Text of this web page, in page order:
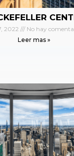
2022
No hay
Leer mas »